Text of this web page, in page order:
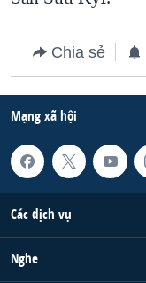
Chia sẻ
Mạng xã hội
Các dịch vụ
Nghe